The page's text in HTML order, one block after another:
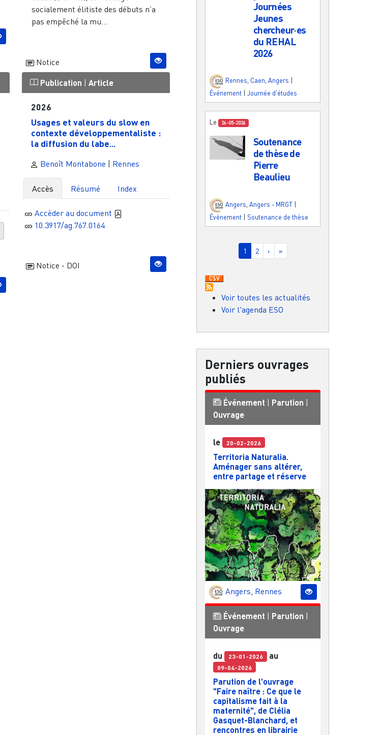
socialement élitiste des débuts n’a
pas empêché la mu...
Notice
Publication |Article
2026
Usages et valeurs du slow en
contexte développementaliste :
la diffusion du labe...
Benoît Montabone Rennes
Accès Résumé Index
Accèder au document
10.3917/ag.767.0164
Notice - DOI
Journées
Jeunes
chercheur·es
du REHAL
2026
Rennes, Caen, Angers
Événement
Journée d'études
Le 26-05-2026
Soutenance
de thèse de
Pierre
Beaulieu
Angers Angers - MRGT
Événement | Soutenance de thèse
Pagination
Page courante
1 Page
2 Page suivante
› Dernière page
»
Voir toutes les actualités
Voir l'agenda ESO
Derniers ouvrages
publiés
Événement | Parution |
Ouvrage
le 20-02-2026
Territoria Naturalia.
Aménager sans altérer,
entre partage et réserve
Angers, Rennes
Événement Parution
Ouvrage
du 23-01-2026 au
09-04-2026
Parution de l'ouvrage
"Faire naître : Ce que le
capitalisme fait à la
maternité", de Clélia
Gasquet-Blanchard, et
rencontres en librairie